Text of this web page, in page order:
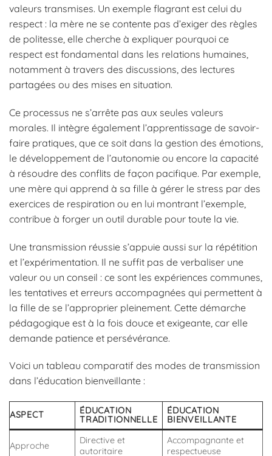
valeurs transmises. Un exemple flagrant est celui du
respect : la mère ne se contente pas d’exiger des règles
de politesse, elle cherche à expliquer pourquoi ce
respect est fondamental dans les relations humaines,
notamment à travers des discussions, des lectures
partagées ou des mises en situation.
Ce processus ne s’arrête pas aux seules valeurs
morales. Il intègre également l’apprentissage de savoir-
faire pratiques, que ce soit dans la gestion des émotions,
le développement de l’autonomie ou encore la capacité
à résoudre des conflits de façon pacifique. Par exemple,
une mère qui apprend à sa fille à gérer le stress par des
exercices de respiration ou en lui montrant l’exemple,
contribue à forger un outil durable pour toute la vie.
Une transmission réussie s’appuie aussi sur la répétition
et l’expérimentation. Il ne suffit pas de verbaliser une
valeur ou un conseil : ce sont les expériences communes,
les tentatives et erreurs accompagnées qui permettent à
la fille de se l’approprier pleinement. Cette démarche
pédagogique est à la fois douce et exigeante, car elle
demande patience et persévérance.
Voici un tableau comparatif des modes de transmission
dans l’éducation bienveillante :
ASPECT
ÉDUCATION
TRADITIONNELLE
ÉDUCATION
BIENVEILLANTE
Approche
Directive et
autoritaire
Accompagnante et
respectueuse